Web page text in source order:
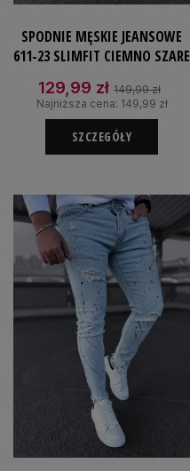
SPODNIE MĘSKIE JEANSOWE
611-23 SLIMFIT CIEMNO SZARE
129,99 zł 149,99 zł
Najniższa cena: 149,99 zł
SZCZEGÓŁY